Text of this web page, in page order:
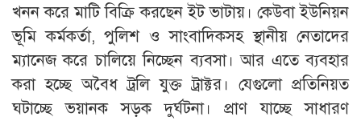
খনন করে মাটি বিক্রি করছেন ইট ভাটায়। কেউবা ইউনিয়ন
ভূমি কর্মকর্তা, পুলিশ ও সাংবাদিকসহ স্থানীয় নেতাদের
ম্যানেজ করে চালিয়ে নিচ্ছেন ব্যবসা। আর এতে ব্যবহার
করা হচ্ছে অবৈধ ট্রলি যুক্ত ট্রাক্টর। যেগুলো প্রতিনিয়ত
ঘটাচ্ছে ভয়ানক সড়ক দুর্ঘটনা। প্রাণ যাচ্ছে সাধারণ